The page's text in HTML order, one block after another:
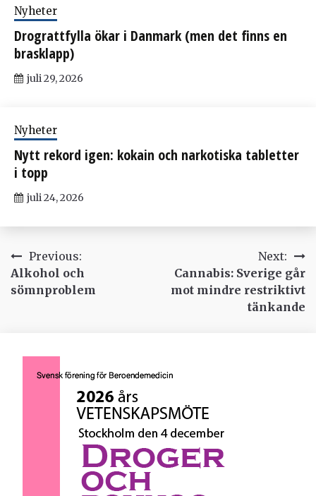
Nyheter
Drograttfylla ökar i Danmark (men det finns en
brasklapp)
juli 29, 2026
Nyheter
Nytt rekord igen: kokain och narkotiska tabletter
i topp
juli 24, 2026
Inläggsnavigering
Previous:
Alkohol och
sömnproblem
Next:
Cannabis: Sverige går
mot mindre restriktivt
tänkande